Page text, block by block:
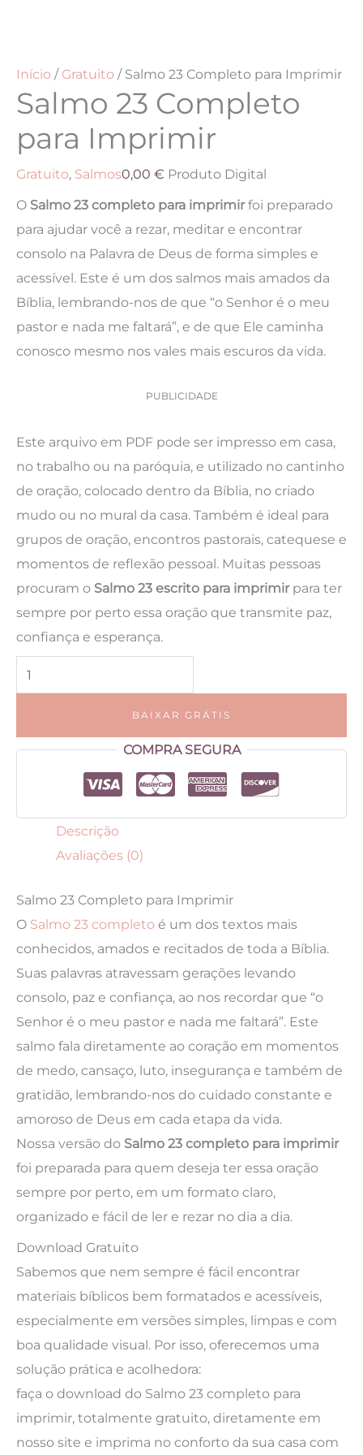
Início / Gratuito / Salmo 23 Completo para Imprimir
Salmo 23 Completo
para Imprimir
Gratuito, Salmos0,00 € Produto Digital
O Salmo 23 completo para imprimirfoi preparado
para ajudar você a rezar, meditar e encontrar
consolo na Palavra de Deus de forma simples e
acessível. Este é um dos salmos mais amados da
Bíblia, lembrando-nos de que “o Senhor é o meu
pastor e nada me faltará”, e de que Ele caminha
conosco mesmo nos vales mais escuros da vida.
PUBLICIDADE
Este arquivo em PDF pode ser impresso em casa,
no trabalho ou na paróquia, e utilizado no cantinho
de oração, colocado dentro da Bíblia, no criado
mudo ou no mural da casa. Também é ideal para
grupos de oração, encontros pastorais, catequese e
momentos de reflexão pessoal. Muitas pessoas
procuram o Salmo 23 escrito para imprimirpara ter
sempre por perto essa oração que transmite paz,
confiança e esperança.
Salmo
23
para
quantidade
BAIXAR GRÁTIS
COMPRA SEGURA
Descrição
Avaliações (0)
Salmo 23 Completo para Imprimir
O Salmo 23 completo é um dos textos mais
conhecidos, amados e recitados de toda a Bíblia.
Suas palavras atravessam gerações levando
consolo, paz e confiança, ao nos recordar que “o
Senhor é o meu pastor e nada me faltará”. Este
salmo fala diretamente ao coração em momentos
de medo, cansaço, luto, insegurança e também de
gratidão, lembrando-nos do cuidado constante e
amoroso de Deus em cada etapa da vida.
Nossa versão do Salmo 23 completo para imprimir
foi preparada para quem deseja ter essa oração
sempre por perto, em um formato claro,
organizado e fácil de ler e rezar no dia a dia.
Download Gratuito
Sabemos que nem sempre é fácil encontrar
materiais bíblicos bem formatados e acessíveis,
especialmente em versões simples, limpas e com
boa qualidade visual. Por isso, oferecemos uma
solução prática e acolhedora:
faça o download do Salmo 23 completo para
imprimir, totalmente gratuito, diretamente em
nosso site e imprima no conforto da sua casa com